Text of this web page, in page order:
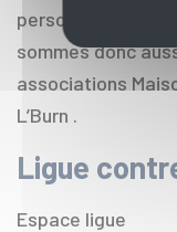
personnes avec
sommes donc
associations
L’Burn .
Ligue
Espace ligue